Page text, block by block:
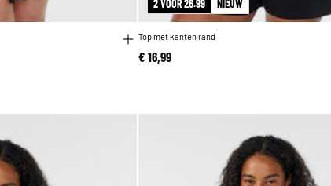
2 VOOR 26.99 NIEUW
Top met kanten rand
€ 16,99